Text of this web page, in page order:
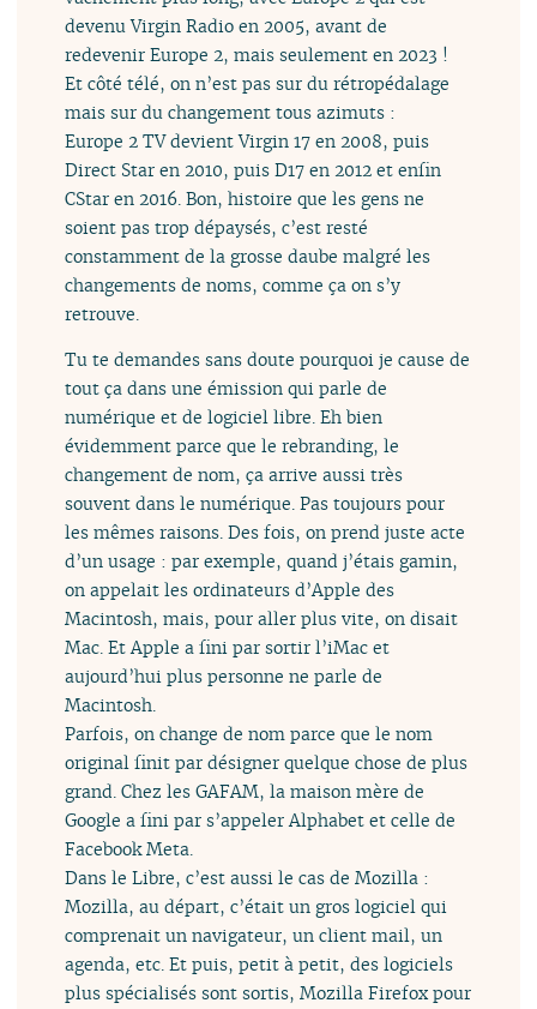
devenu Virgin Radio en 2005, avant de
redevenir Europe 2, mais seulement en 2023 !
Et côté télé, on n’est pas sur du rétropédalage
mais sur du changement tous azimuts :
Europe 2 TV devient Virgin 17 en 2008, puis
Direct Star en 2010, puis D17 en 2012 et enfin
CStar en 2016. Bon, histoire que les gens ne
soient pas trop dépaysés, c’est resté
constamment de la grosse daube malgré les
changements de noms, comme ça on s’y
retrouve.
Tu te demandes sans doute pourquoi je cause de
tout ça dans une émission qui parle de
numérique et de logiciel libre. Eh bien
évidemment parce que le rebranding, le
changement de nom, ça arrive aussi très
souvent dans le numérique. Pas toujours pour
les mêmes raisons. Des fois, on prend juste acte
d’un usage : par exemple, quand j’étais gamin,
on appelait les ordinateurs d’Apple des
Macintosh, mais, pour aller plus vite, on disait
Mac. Et Apple a fini par sortir l’iMac et
aujourd’hui plus personne ne parle de
Macintosh.
Parfois, on change de nom parce que le nom
original finit par désigner quelque chose de plus
grand. Chez les GAFAM, la maison mère de
Google a fini par s’appeler Alphabet et celle de
Facebook Meta.
Dans le Libre, c’est aussi le cas de Mozilla :
Mozilla, au départ, c’était un gros logiciel qui
comprenait un navigateur, un client mail, un
agenda, etc. Et puis, petit à petit, des logiciels
plus spécialisés sont sortis, Mozilla Firefox pour